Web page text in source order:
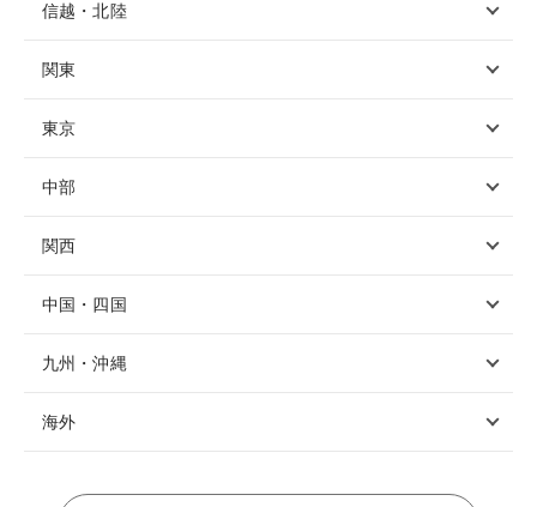
信越・北陸
関東
東京
中部
関西
中国・四国
九州・沖縄
海外